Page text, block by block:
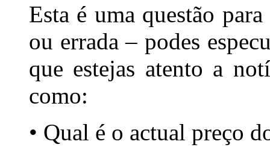
Esta é uma questão
ou errada – podes
que estejas atento a
como:
• Qual é o actual preço